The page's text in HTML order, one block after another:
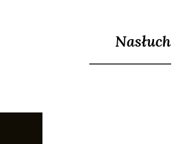
Nasłuch